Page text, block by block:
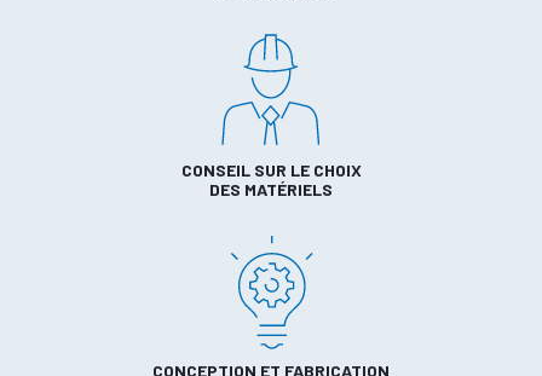
CONSEIL SUR LE CHOIX
DES MATÉRIELS
CONCEPTION ET FABRICATION